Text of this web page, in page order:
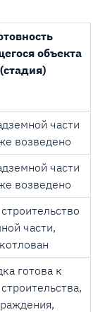
объекта
(стадия)
части
возведено
части
возведено
части,
готова к